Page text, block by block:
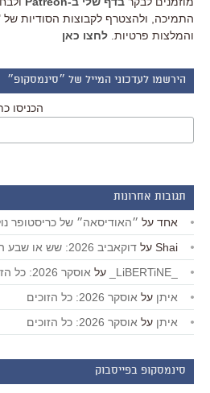
התמיכה, ולהצטרף לקבוצות הסודיות של
והמלצות פרטיות. לחצו כאן
הירשמו לעדכוני המייל של ״סינמסקופ״
הכניסו
תגובות אחרונות
אחד על ״האודיסאה״ של כריסטופר
Shai על דוקאביב 2026: שש או שבע המלצות
על אוסקר 2026: כל הזוכים
איתן על אוסקר 2026: כל הזוכים
איתן על אוסקר 2026: כל הזוכים
סינמסקופ בפייסבוק